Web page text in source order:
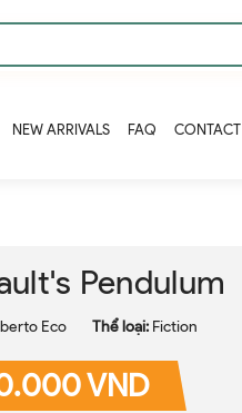
NEW ARRIVALS FAQ CONTACT
Pendulum
Eco Thể loại: Fiction
VND